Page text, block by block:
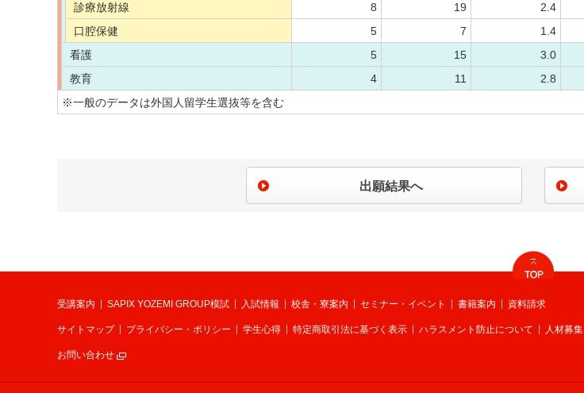
診療放射線
8 19 2.4
口腔保健
5 7 1.4
看護
5 15 3.0
教育
4 11 2.8
※一般のデータは外国人留学生選抜等を含む
出願結果へ
受講案内 SAPIX YOZEMI GROUP模試 入試情報 校舎・寮案内 セミナー・イベント 書籍案内 資料請求
サイトマップ プライバシー・ポリシー 学生心得 特定商取引法に基づく表示 ハラスメント防止について 人材募集
お問い合わせ